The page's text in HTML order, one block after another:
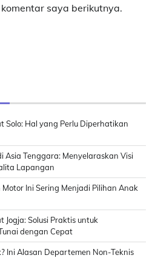
saya berikutnya.
Solo: Hal yang Perlu Diperhatikan
Asia Tenggara: Menyelaraskan Visi
Lapangan
Ini Sering Menjadi Pilihan Anak
Jogja: Solusi Praktis untuk
dengan Cepat
Ini Alasan Departemen Non-Teknis